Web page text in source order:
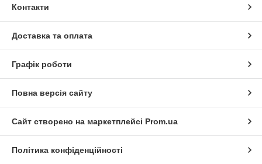
Контакти
Доставка та оплата
Графік роботи
Повна версія сайту
Сайт створено на маркетплейсі Prom.ua
Політика конфіденційності